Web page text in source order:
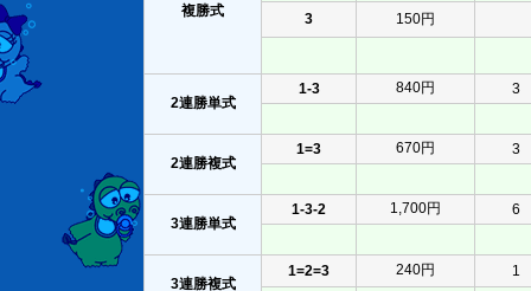
複勝式 3 150円
2連勝単式
1-3 840円 3
2連勝複式
1=3 670円 3
3連勝単式
1-3-2 1,700円 6
3連勝複式
1=2=3 240円 1